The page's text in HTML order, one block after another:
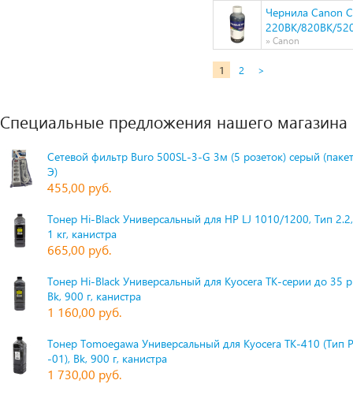
Чернила Canon
220BK/820BK/
» Canon
1 2 >
Специальные предложения нашего магазина
Сетевой фильтр Buro 500SL-3-G 3м (5 розеток) серый
Э)
455,00 руб.
Тонер Hi-Black Универсальный для HP LJ 1010/1200, Тип
1 кг, канистра
665,00 руб.
Тонер Hi-Black Универсальный для Kyocera TK-серии до 35
Bk, 900 г, канистра
1 160,00 руб.
Тонер Tomoegawa Универсальный для Kyocera TK-410 (Тип
-01), Bk, 900 г, канистра
1 730,00 руб.